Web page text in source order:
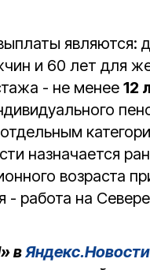
являются:
и 60 лет для
- не менее 12
назначается
возраста
- работа на
вЯндекс.Новости